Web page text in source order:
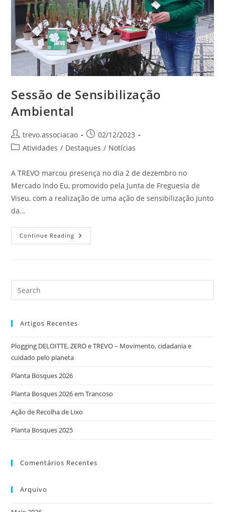
Sessão de Sensibilização
Ambiental
trevo.associacao
02/12/2023
Atividades / Destaques / Notícias
A TREVO marcou presença no dia 2 de dezembro no
Mercado Indo Eu, promovido pela Junta de Freguesia de
Viseu, com a realização de uma ação de sensibilização junto
da…
Continue Reading
Artigos Recentes
Plogging DELOITTE, ZERO e TREVO – Movimento, cidadania e
cuidado pelo planeta
Planta Bosques 2026
Planta Bosques 2026 em Trancoso
Ação de Recolha de Lixo
Planta Bosques 2025
Comentários Recentes
Arquivo